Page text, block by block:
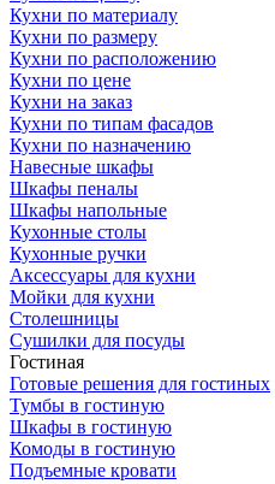
Кухни по материалу
Кухни по размеру
Кухни по расположению
Кухни по цене
Кухни на заказ
Кухни по типам фасадов
Кухни по назначению
Навесные шкафы
Шкафы пеналы
Шкафы напольные
Кухонные столы
Кухонные ручки
Аксессуары для кухни
Мойки для кухни
Столешницы
Сушилки для посуды
Гостиная
Готовые решения для гостиных
Тумбы в гостиную
Шкафы в гостиную
Комоды в гостиную
Подъемные кровати